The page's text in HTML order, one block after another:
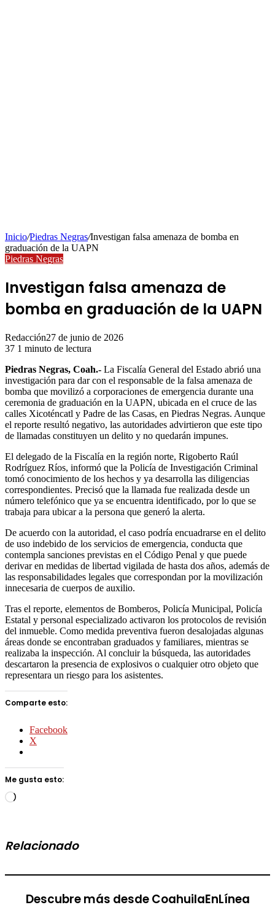
Inicio/Piedras Negras/Investigan falsa amenaza de bomba en
graduación de la UAPN
Piedras Negras
Investigan falsa amenaza de
bomba en graduación de la UAPN
Redacción27 de junio de 2026
37 1 minuto de lectura
Piedras Negras, Coah.- La Fiscalía General del Estado abrió una
investigación para dar con el responsable de la falsa amenaza de
bomba que movilizó a corporaciones de emergencia durante una
ceremonia de graduación en la UAPN, ubicada en el cruce de las
calles Xicoténcatl y Padre de las Casas, en Piedras Negras. Aunque
el reporte resultó negativo, las autoridades advirtieron que este tipo
de llamadas constituyen un delito y no quedarán impunes.
El delegado de la Fiscalía en la región norte, Rigoberto Raúl
Rodríguez Ríos, informó que la Policía de Investigación Criminal
tomó conocimiento de los hechos y ya desarrolla las diligencias
correspondientes. Precisó que la llamada fue realizada desde un
número telefónico que ya se encuentra identificado, por lo que se
trabaja para ubicar a la persona que generó la alerta.
De acuerdo con la autoridad, el caso podría encuadrarse en el delito
de uso indebido de los servicios de emergencia, conducta que
contempla sanciones previstas en el Código Penal y que puede
derivar en medidas de libertad vigilada de hasta dos años, además de
las responsabilidades legales que correspondan por la movilización
innecesaria de cuerpos de auxilio.
Tras el reporte, elementos de Bomberos, Policía Municipal, Policía
Estatal y personal especializado activaron los protocolos de revisión
del inmueble. Como medida preventiva fueron desalojadas algunas
áreas donde se encontraban graduados y familiares, mientras se
realizaba la inspección. Al concluir la búsqueda, las autoridades
descartaron la presencia de explosivos o cualquier otro objeto que
representara un riesgo para los asistentes.
Comparte esto:
Facebook
X
Me gusta esto:
Cargando...
Relacionado
Descubre más desde CoahuilaEnLínea